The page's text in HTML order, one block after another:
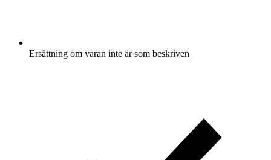
Ersättning om varan inte är som beskriven